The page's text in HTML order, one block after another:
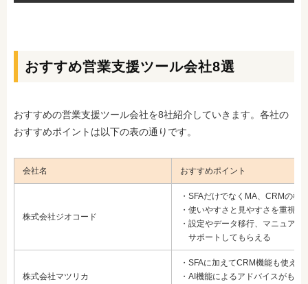
おすすめ営業支援ツール会社8選
おすすめの営業支援ツール会社を8社紹介していきます。各社の
おすすめポイントは以下の表の通りです。
会社名 おすすめポイント
株式会社ジオコード
・SFAだけでなくMA、CRMの機
・使いやすさと見やすさを重視し
・設定やデータ移行、マニュアル
サポートしてもらえる
株式会社マツリカ
・SFAに加えてCRM機能も使える
・AI機能によるアドバイスがもら